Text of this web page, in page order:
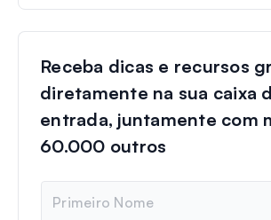
Receba dicas e recursos
diretamente na sua caixa
entrada, juntamente com
60.000 outros